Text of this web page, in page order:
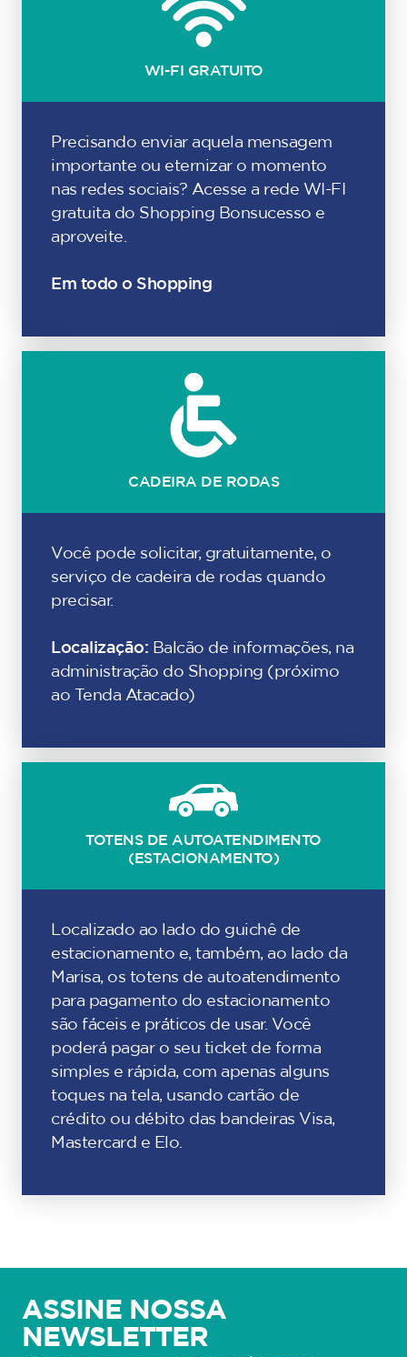
WI-FI GRATUITO
Precisando enviar aquela mensagem
importante ou eternizar o momento
nas redes sociais? Acesse a rede WI-FI
gratuita do Shopping Bonsucesso e
aproveite.
Em todo o Shopping
CADEIRA DE RODAS
Você pode solicitar, gratuitamente, o
serviço de cadeira de rodas quando
precisar.
Localização: Balcão de informações, na
administração do Shopping (próximo
ao Tenda Atacado)
TOTENS DE AUTOATENDIMENTO
(ESTACIONAMENTO)
Localizado ao lado do guichê de
estacionamento e, também, ao lado da
Marisa, os totens de autoatendimento
para pagamento do estacionamento
são fáceis e práticos de usar. Você
poderá pagar o seu ticket de forma
simples e rápida, com apenas alguns
toques na tela, usando cartão de
crédito ou débito das bandeiras Visa,
Mastercard e Elo.
ASSINE NOSSA
NEWSLETTER